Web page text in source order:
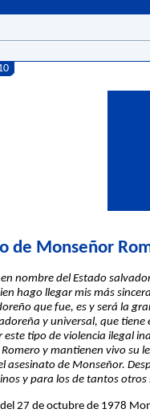
de Monseñor
en nombre del Estado
hago llegar mis más
que fue, es y será la
y universal, que
tipo de violencia ilegal
y mantienen vivo su
asesinato de Monseñor.
y para los de tantos
27 de octubre de 1978